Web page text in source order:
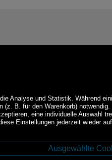
Analyse und Statistik. Während
B. für den Warenkorb)
eine individuelle Auswahl
Einstellungen jederzeit wieder
Ausgewählte